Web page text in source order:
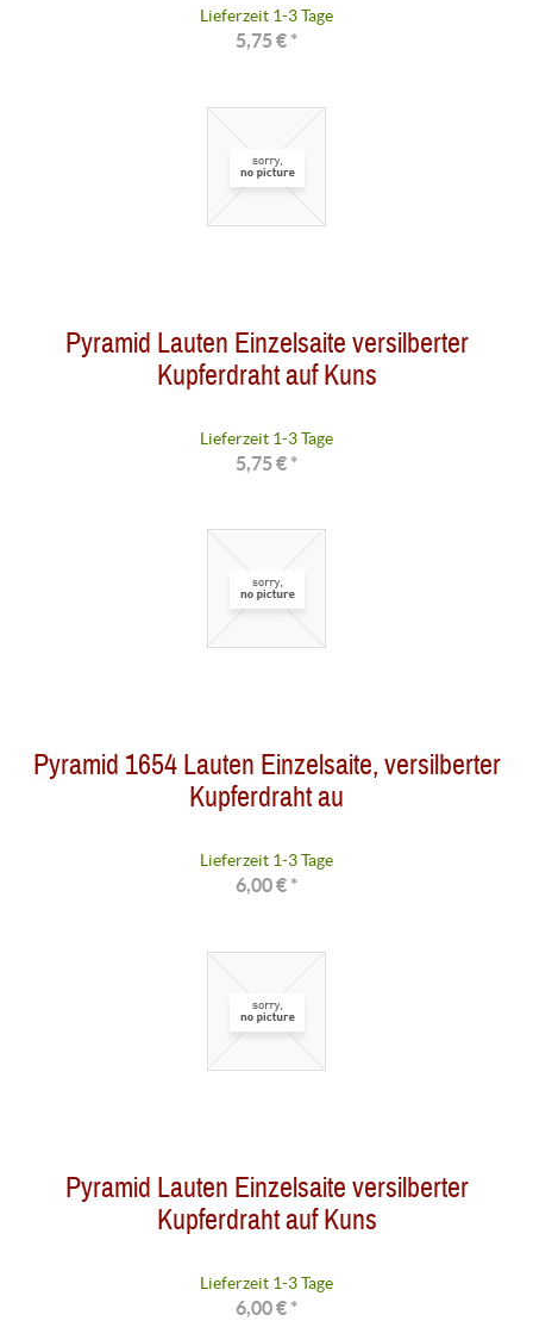
Lieferzeit 1-3 Tage
5,75 € *
Pyramid Lauten Einzelsaite versilberter
Kupferdraht auf Kuns
Lieferzeit 1-3 Tage
5,75 € *
Pyramid 1654 Lauten Einzelsaite, versilberter
Kupferdraht au
Lieferzeit 1-3 Tage
6,00 € *
Pyramid Lauten Einzelsaite versilberter
Kupferdraht auf Kuns
Lieferzeit 1-3 Tage
6,00 € *